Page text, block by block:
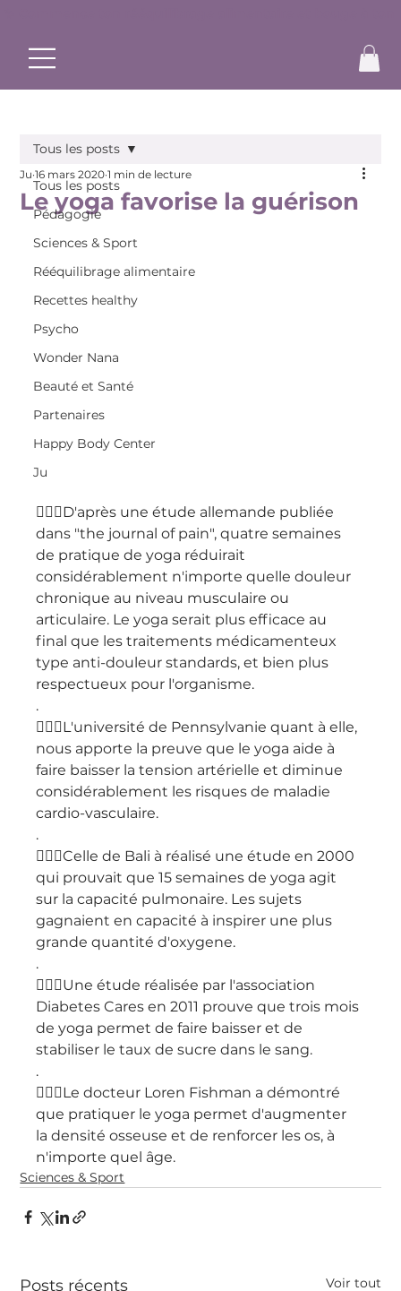
Tous les posts
Pédagogie
Sciences & Sport
Rééquilibrage alimentaire
Recettes healthy
Psycho
Wonder Nana
Beauté et Santé
Partenaires
Happy Body Center
Ju
Tous les posts
Le yoga favorise la guérison
Ju 16 mars 2020 1 min de lecture
👨🏽‍⚕️D'après une étude allemande publiée
dans "the journal of pain", quatre semaines
de pratique de yoga réduirait
considérablement n'importe quelle douleur
chronique au niveau musculaire ou
articulaire. Le yoga serait plus efficace au
final que les traitements médicamenteux
type anti-douleur standards, et bien plus
respectueux pour l'organisme.
.
👨🏽‍⚕️L'université de Pennsylvanie quant à elle,
nous apporte la preuve que le yoga aide à
faire baisser la tension artérielle et diminue
considérablement les risques de maladie
cardio-vasculaire.
.
👨🏽‍⚕️Celle de Bali à réalisé une étude en 2000
qui prouvait que 15 semaines de yoga agit
sur la capacité pulmonaire. Les sujets
gagnaient en capacité à inspirer une plus
grande quantité d'oxygene.
.
👨🏽‍⚕️Une étude réalisée par l'association
Diabetes Cares en 2011 prouve que trois mois
de yoga permet de faire baisser et de
stabiliser le taux de sucre dans le sang.
.
👨🏽‍⚕️Le docteur Loren Fishman a démontré
que pratiquer le yoga permet d'augmenter
la densité osseuse et de renforcer les os, à
n'importe quel âge.
Sciences & Sport
Posts récents Voir tout